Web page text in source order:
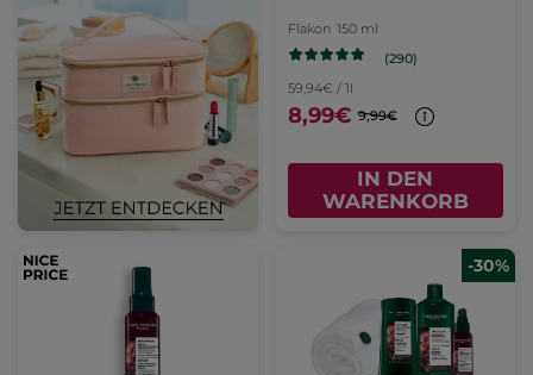
Flakon 150 ml
(290)
59,94€ / 1l
8,99€ 9,99€
IN DEN
WARENKORB
-30%